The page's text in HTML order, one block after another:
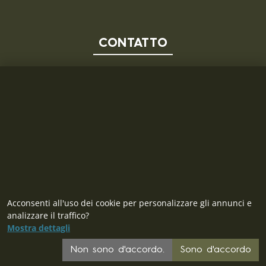
Acconsenti all'uso dei cookie per personalizzare gli annunci e
analizzare il traffico?
Mostra dettagli
Non sono d'accordo. Sono d'accordo
CONTATTO